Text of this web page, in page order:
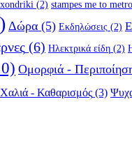
(2) stampes me to metro
Δώρα (5) Εκδηλώσεις (2)
(6) Ηλεκτρικά είδη (2)
Ομορφιά -
Χαλιά - Καθαρισμός (3)